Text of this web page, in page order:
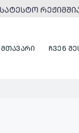
ᲛᲗᲐᲕᲐᲠᲘ ᲩᲕᲔᲜ